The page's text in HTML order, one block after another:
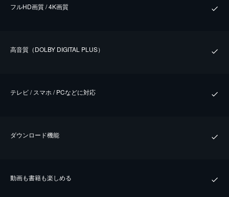
フルHD画質 / 4K画質
⾼⾳質（DOLBY DIGITAL PLUS）
テレビ / スマホ / PCなどに対応
ダウンロード機能
動画も書籍も楽しめる